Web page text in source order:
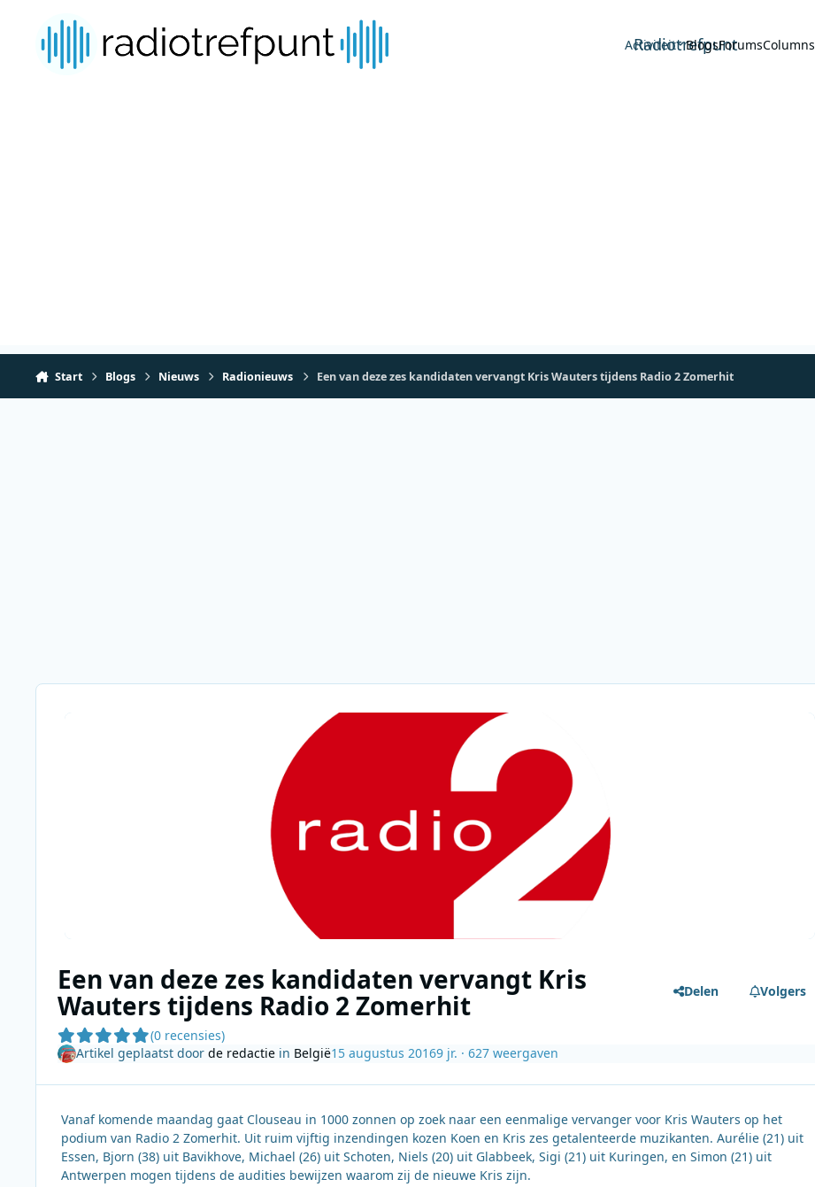
Radiotrefpunt
Activiteit BlogsForumsColumns
Start Blogs Nieuws Radionieuws Een van deze zes kandidaten vervangt Kris Wauters tijdens Radio 2 Zomerhit
Een van deze zes kandidaten vervangt Kris
Wauters tijdens Radio 2 Zomerhit
(0 recensies)
Delen Volgers
Artikel geplaatst door de redactiein België15 augustus 20169 jr. · 627 weergaven
Vanaf komende maandag gaat Clouseau in 1000 zonnen op zoek naar een eenmalige vervanger voor Kris Wauters op het
podium van Radio 2 Zomerhit. Uit ruim vijftig inzendingen kozen Koen en Kris zes getalenteerde muzikanten. Aurélie (21) uit
Essen, Bjorn (38) uit Bavikhove, Michael (26) uit Schoten, Niels (20) uit Glabbeek, Sigi (21) uit Kuringen, en Simon (21) uit
Antwerpen mogen tijdens de audities bewijzen waarom zij de nieuwe Kris zijn.